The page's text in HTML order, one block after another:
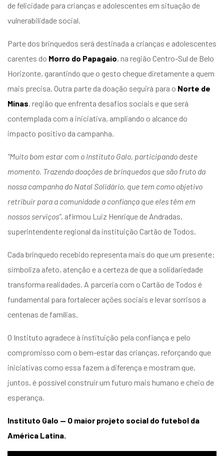
de felicidade para crianças e adolescentes em situação de
vulnerabilidade social.
Parte dos brinquedos será destinada a crianças e adolescentes
carentes do Morro do Papagaio, na região Centro-Sul de Belo
Horizonte, garantindo que o gesto chegue diretamente a quem
mais precisa. Outra parte da doação seguirá para o Norte de
Minas, região que enfrenta desafios sociais e que será
contemplada com a iniciativa, ampliando o alcance do
impacto positivo da campanha.
“Muito bom estar com o Instituto Galo, participando deste
momento. Trazendo doações de brinquedos que são fruto da
nossa campanha do Natal Solidário, que tem como objetivo
retribuir para a comunidade a confiança que eles têm em
nossos serviços”, afirmou Luiz Henrique de Andradas,
superintendente regional da instituição Cartão de Todos.
Cada brinquedo recebido representa mais do que um presente:
simboliza afeto, atenção e a certeza de que a solidariedade
transforma realidades. A parceria com o Cartão de Todos é
fundamental para fortalecer ações sociais e levar sorrisos a
centenas de famílias.
O Instituto agradece à instituição pela confiança e pelo
compromisso com o bem-estar das crianças, reforçando que
iniciativas como essa fazem a diferença e mostram que,
juntos, é possível construir um futuro mais humano e cheio de
esperança.
Instituto Galo — O maior projeto social do futebol da
América Latina.